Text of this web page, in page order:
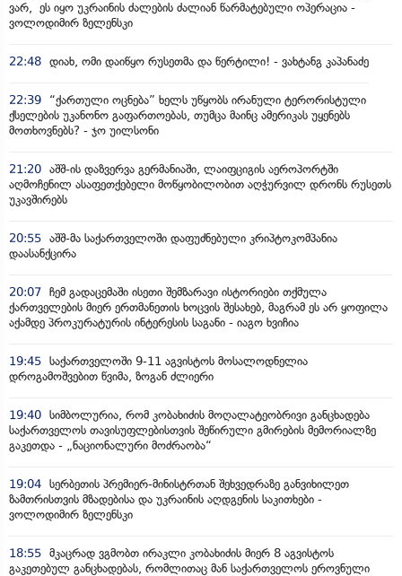
ვარ, ეს იყო უკრაინის ძალების ძალიან წარმატებული ოპერაცია -
ვოლოდიმირ ზელენსკი
22:48 დიახ, ომი დაიწყო რუსეთმა და წერტილი! - ვახტანგ კაპანაძე
22:39
“ქართული ოცნება” ხელს უწყობს ირანული ტერორისტული
ქსელების უკანონო გაფართოებას, თუმცა მაინც ამერიკას უყენებს
მოთხოვნებს? - ჯო უილსონი
21:20 აშშ-ის დაზვერვა გერმანიაში, ლაიფციგის აეროპორტში
აღმოჩენილ ასაფეთქებელი მოწყობილობით აღჭურვილ დრონს რუსეთს
უკავშირებს
20:55 აშშ-მა საქართველოში დაფუძნებული კრიპტოკომპანია
დაასანქცირა
20:07 ჩემ გადაცემაში ისეთი შემზარავი ისტორიები თქმულა
ქართველების მიერ ერთმანეთის ხოცვის შესახებ, მაგრამ ეს არ ყოფილა
აქამდე პროკურატურის ინტერესის საგანი - იაგო ხვიჩია
19:45 საქართველოში 9-11 აგვისტოს მოსალოდნელია
დროგამოშვებით წვიმა, ზოგან ძლიერი
19:40 სიმბოლურია, რომ კობახიძის მოღალატეობრივი განცხადება
საქართველოს თავისუფლებისთვის შეწირული გმირების მემორიალზე
გაკეთდა - „ნაციონალური მოძრაობა“
19:04 სერბეთის პრემიერ-მინისტრთან შეხვედრაზე განვიხილეთ
ზამთრისთვის მზადებისა და უკრაინის აღდგენის საკითხები -
ვოლოდიმირ ზელენსკი
18:55 მკაცრად ვგმობთ ირაკლი კობახიძის მიერ 8 აგვისტოს
გაკეთებულ განცხადებას, რომლითაც მან საქართველოს ეროვნული